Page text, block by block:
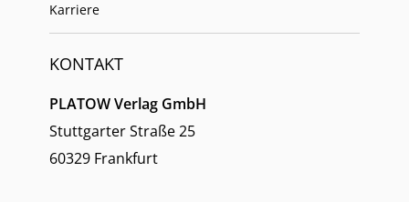
Karriere
KONTAKT
PLATOW Verlag GmbH
Stuttgarter Straße 25
60329 Frankfurt